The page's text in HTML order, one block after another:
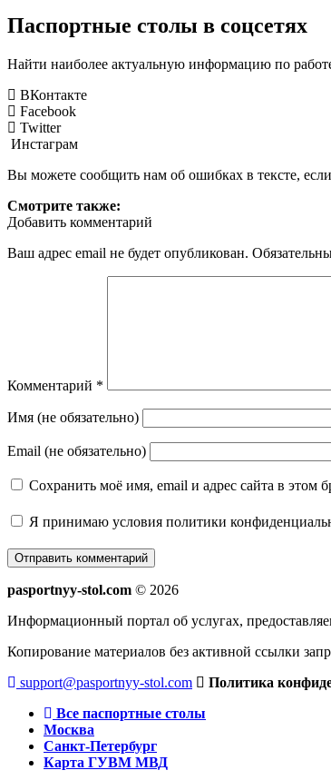
Паспортные столы в соцсетях
Найти наиболее актуальную информацию по
ВКонтакте
Facebook
Twitter
Инстаграм
Вы можете сообщить нам об ошибках в тексте,
Смотрите также:
Добавить комментарий
Ваш адрес email не будет опубликован.
Комментарий *
Имя (не обязательно)
Email (не обязательно)
Сохранить моё имя, email и адрес сайта в этом
Я принимаю условия политики
pasportnyy-stol.com © 2026
Информационный портал об услугах,
Копирование материалов без активной ссылки
support@pasportnyy-stol.com
Политика
Все паспортные столы
Москва
Санкт-Петербург
Карта ГУВМ МВД